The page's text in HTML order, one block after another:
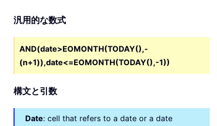
汎用的な数式
AND(date>EOMONTH(TODAY(),-
(n+1)),date<=EOMONTH(TODAY(),-1))
構文と引数
Date: cell that refers to a date or a date